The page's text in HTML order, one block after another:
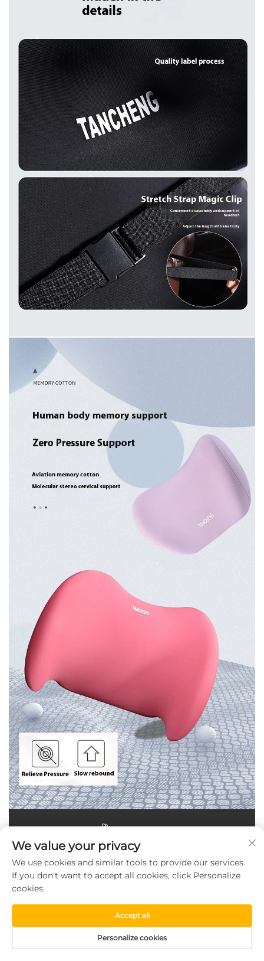
We value your privacy
We use cookies and similar tools to provide our services.
If you don't want to accept all cookies, click Personalize
cookies.
Personalize cookies
Accept all